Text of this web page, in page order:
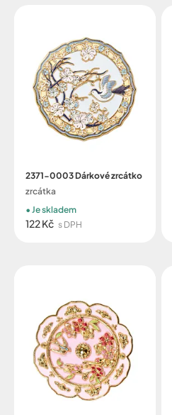
2371-0003 Dárkové zrcátko
zrcátka
122 Kč s DPH
Je skladem